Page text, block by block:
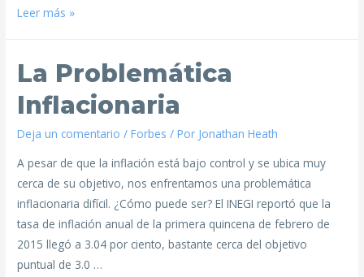
Leer más »
La Problemática
Inflacionaria
Deja un comentario /Forbes / Por Jonathan Heath
A pesar de que la inflación está bajo control y se ubica muy
cerca de su objetivo, nos enfrentamos una problemática
inflacionaria difícil. ¿Cómo puede ser? El INEGI reportó que la
tasa de inflación anual de la primera quincena de febrero de
2015 llegó a 3.04 por ciento, bastante cerca del objetivo
puntual de 3.0 …